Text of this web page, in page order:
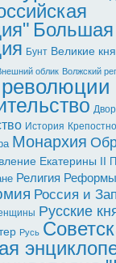
Большая
Бунт Великие
облик Волжский
История
Монархия
Екатерины II
Религия Реформы
Россия и
Русские
Русь